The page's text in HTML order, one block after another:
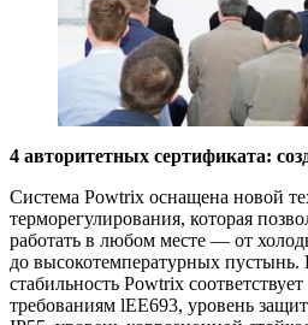
4 авторитетных сертификата:
Система Powtrix оснащена новой
терморегулирования, которая
работать в любом месте — от
до высокотемпературных пустынь.
стабильность Powtrix
требованиям lEE693, уровень